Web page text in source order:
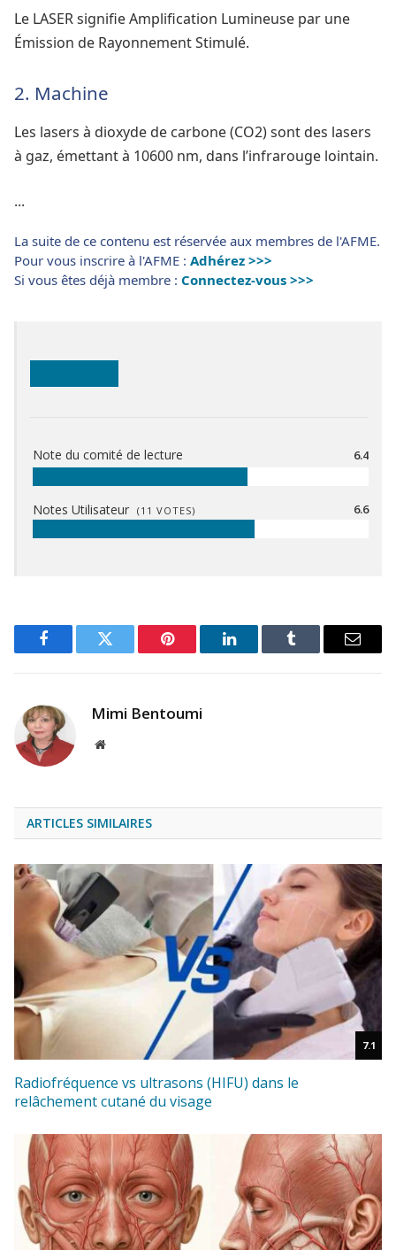
Le LASER signifie Amplification Lumineuse par une
Émission de Rayonnement Stimulé.
2. Machine
Les lasers à dioxyde de carbone (CO2) sont des lasers
à gaz, émettant à 10600 nm, dans l’infrarouge lointain.
...
La suite de ce contenu est réservée aux membres de l'AFME.
Pour vous inscrire à l'AFME : Adhérez >>>
Si vous êtes déjà membre : Connectez-vous >>>
Note du comité de lecture 6.4
Notes Utilisateur (11 VOTES) 6.6
FacebookTwitter Pinterest LinkedIn Tumblr Email
Mimi Bentoumi
Site
ARTICLES SIMILAIRES
7.1
Radiofréquence vs ultrasons (HIFU) dans le
relâchement cutané du visage